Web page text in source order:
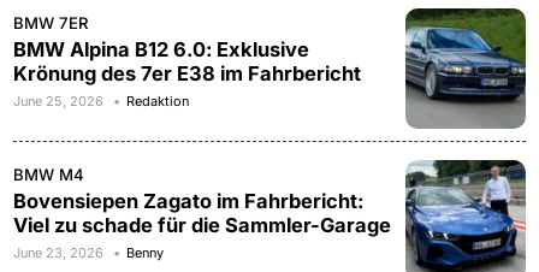
BMW 7ER
BMW Alpina B12 6.0: Exklusive
Krönung des 7er E38 im Fahrbericht
June 25, 2026 Redaktion
BMW M4
Bovensiepen Zagato im Fahrbericht:
Viel zu schade für die Sammler-Garage
June 23, 2026 Benny